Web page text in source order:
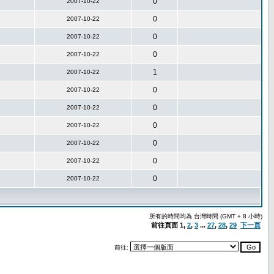
2007-10-22 0
2007-10-22 0
2007-10-22 0
2007-10-22 1
2007-10-22 0
2007-10-22 0
2007-10-22 0
2007-10-22 0
2007-10-22 0
2007-10-22 0
所有的時間均為 台灣時間 (GMT + 8 小時)
前往頁面 1, 2, 3 ... 27, 28, 29 下一頁
前往: